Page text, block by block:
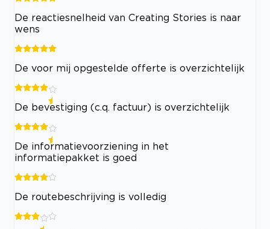
De reactiesnelheid van Creating Stories is naar
wens
De voor mij opgestelde offerte is overzichtelijk
De bevestiging (c.q. factuur) is overzichtelijk
De informatievoorziening in het
informatiepakket is goed
De routebeschrijving is volledig